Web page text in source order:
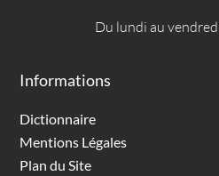
Du lundi au
Informations
Dictionnaire
Mentions Légales
Plan du Site